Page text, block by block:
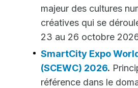
majeur des cultures
créatives qui se
23 au 26 octobre
SmartCity Expo
(SCEWC) 2026.
référence dans le